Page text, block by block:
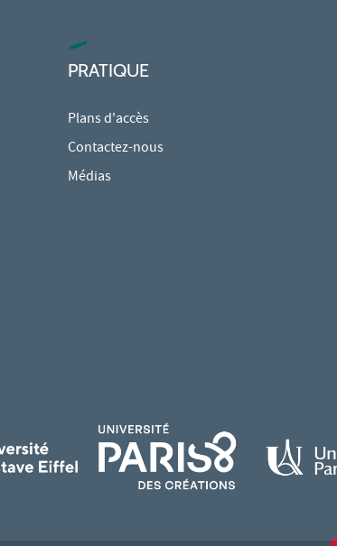
PRATIQUE
Plans d'accès
Contactez-nous
Médias